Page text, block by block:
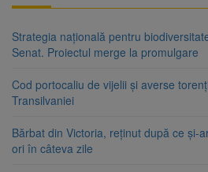
Strategia națională pentru
Senat. Proiectul merge la promulgare
Cod portocaliu de vijelii și averse
Transilvaniei
Bărbat din Victoria, reținut după ce și-
ori în câteva zile